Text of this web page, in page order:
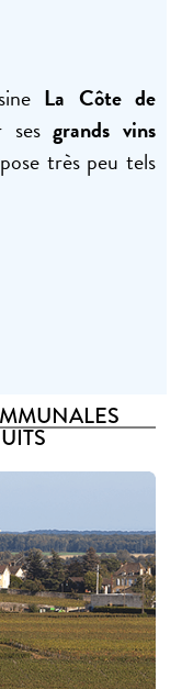
La Côte de
sesgrands vins
très peu tels